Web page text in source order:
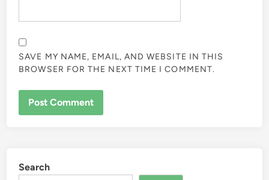
SAVE MY NAME, EMAIL, AND WEBSITE IN THIS
BROWSER FOR THE NEXT TIME I COMMENT.
Search